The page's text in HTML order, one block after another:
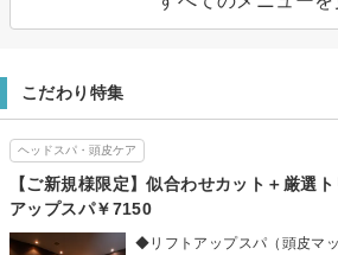
こだわり特集
ヘッドスパ・頭皮ケア
【ご新規様限定】似合わせカット＋厳選
アップスパ￥7150
◆リフトアップスパ（頭皮マ